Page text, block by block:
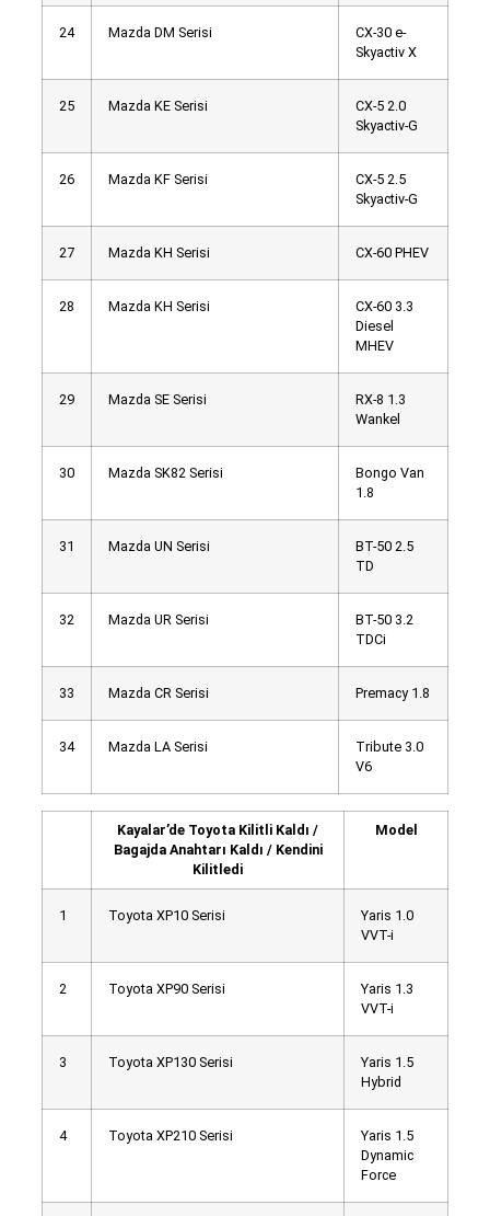
24 Mazda DM Serisi
CX-30 e-
Skyactiv X
25 Mazda KE Serisi
CX-5 2.0
Skyactiv-G
26 Mazda KF Serisi
CX-5 2.5
Skyactiv-G
27 Mazda KH Serisi CX-60 PHEV
28 Mazda KH Serisi
CX-60 3.3
Diesel
MHEV
29 Mazda SE Serisi
RX-8 1.3
Wankel
30 Mazda SK82 Serisi
Bongo Van
1.8
31 Mazda UN Serisi
BT-50 2.5
TD
32 Mazda UR Serisi
BT-50 3.2
TDCi
33 Mazda CR Serisi Premacy 1.8
34 Mazda LA Serisi
Tribute 3.0
V6
Kayalar’de Toyota Kilitli Kaldı /
Bagajda Anahtarı Kaldı / Kendini
Kilitledi
Model
1 Toyota XP10 Serisi
Yaris 1.0
VVT-i
2 Toyota XP90 Serisi
Yaris 1.3
VVT-i
3 Toyota XP130 Serisi
Yaris 1.5
Hybrid
4 Toyota XP210 Serisi
Yaris 1.5
Dynamic
Force